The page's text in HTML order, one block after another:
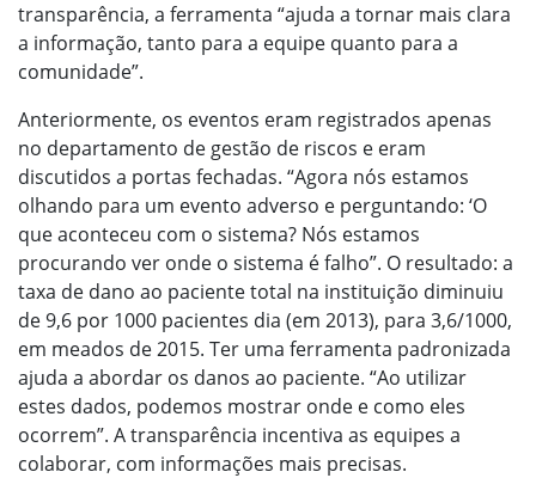
transparência, a ferramenta “ajuda a tornar mais clara
a informação, tanto para a equipe quanto para a
comunidade”.
Anteriormente, os eventos eram registrados apenas
no departamento de gestão de riscos e eram
discutidos a portas fechadas. “Agora nós estamos
olhando para um evento adverso e perguntando: ‘O
que aconteceu com o sistema? Nós estamos
procurando ver onde o sistema é falho”. O resultado: a
taxa de dano ao paciente total na instituição diminuiu
de 9,6 por 1000 pacientes dia (em 2013), para 3,6/1000,
em meados de 2015. Ter uma ferramenta padronizada
ajuda a abordar os danos ao paciente. “Ao utilizar
estes dados, podemos mostrar onde e como eles
ocorrem”. A transparência incentiva as equipes a
colaborar, com informações mais precisas.